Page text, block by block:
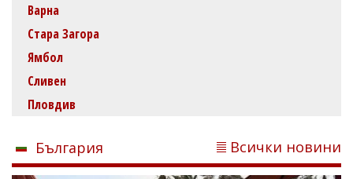
Варна
Стара Загора
Ямбол
Сливен
Пловдив
България Всички новини